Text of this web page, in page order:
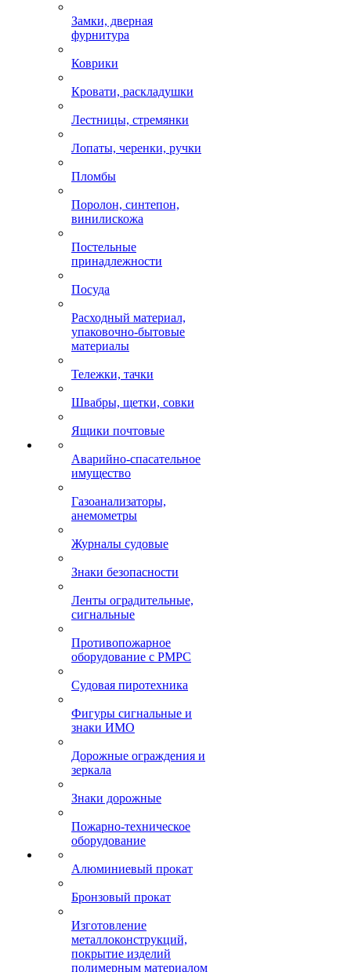
Замки, дверная
фурнитура
Коврики
Кровати, раскладушки
Лестницы, стремянки
Лопаты, черенки, ручки
Пломбы
Поролон, синтепон,
винилискожа
Постельные
принадлежности
Посуда
Расходный материал,
упаковочно-бытовые
материалы
Тележки, тачки
Швабры, щетки, совки
Ящики почтовые
Аварийно-спасательное
имущество
Газоанализаторы,
анемометры
Журналы судовые
Знаки безопасности
Ленты оградительные,
сигнальные
Противопожарное
оборудование с РМРС
Судовая пиротехника
Фигуры сигнальные и
знаки ИМО
Дорожные ограждения и
зеркала
Знаки дорожные
Пожарно-техническое
оборудование
Алюминиевый прокат
Бронзовый прокат
Изготовление
металлоконструкций,
покрытие изделий
полимерным материалом